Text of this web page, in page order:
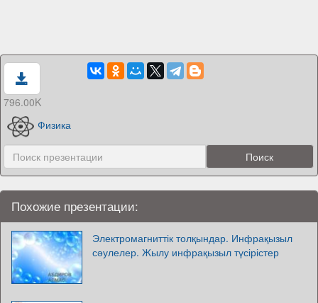
796.00K
Физика
Похожие презентации:
Электромагниттік толқындар. Инфрақызыл
сәулелер. Жылу инфрақызыл түсірістер